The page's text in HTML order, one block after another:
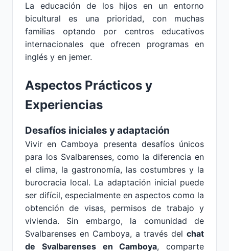
La educación de los hijos en un entorno
bicultural es una prioridad, con muchas
familias optando por centros educativos
internacionales que ofrecen programas en
inglés y en jemer.
Aspectos Prácticos y
Experiencias
Desafíos iniciales y adaptación
Vivir en Camboya presenta desafíos únicos
para los Svalbarenses, como la diferencia en
el clima, la gastronomía, las costumbres y la
burocracia local. La adaptación inicial puede
ser difícil, especialmente en aspectos como la
obtención de visas, permisos de trabajo y
vivienda. Sin embargo, la comunidad de
Svalbarenses en Camboya, a través del chat
de Svalbarenses en Camboya, comparte